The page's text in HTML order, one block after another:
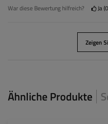
War diese Bewertung hilfreich? Ja 0
Zeigen
Ähnliche Produkte